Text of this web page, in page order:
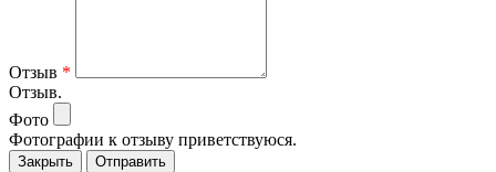
Отзыв *
Отзыв.
Фото
Фотографии к отзыву приветствуюся.
Закрыть Отправить